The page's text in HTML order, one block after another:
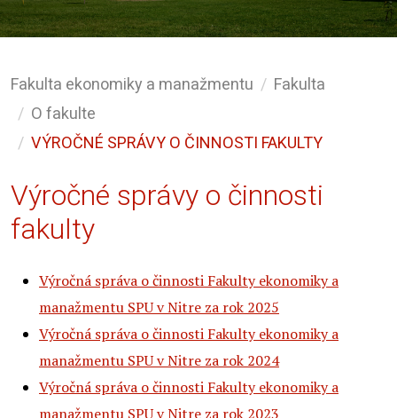
Fakulta ekonomiky a manažmentu
Fakulta
O fakulte
VÝROČNÉ SPRÁVY O ČINNOSTI FAKULTY
Výročné správy o činnosti
fakulty
Výročná správa o činnosti Fakulty ekonomiky a
manažmentu SPU v Nitre za rok 2025
Výročná správa o činnosti Fakulty ekonomiky a
manažmentu SPU v Nitre za rok 2024
Výročná správa o činnosti Fakulty ekonomiky a
manažmentu SPU v Nitre za rok 2023